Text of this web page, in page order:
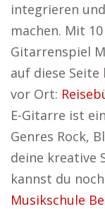
integrieren
machen. Mit
Gitarrenspiel
auf diese
vor Ort:
E-Gitarre ist
Genres Rock,
deine kreative
kannst du
Musikschule